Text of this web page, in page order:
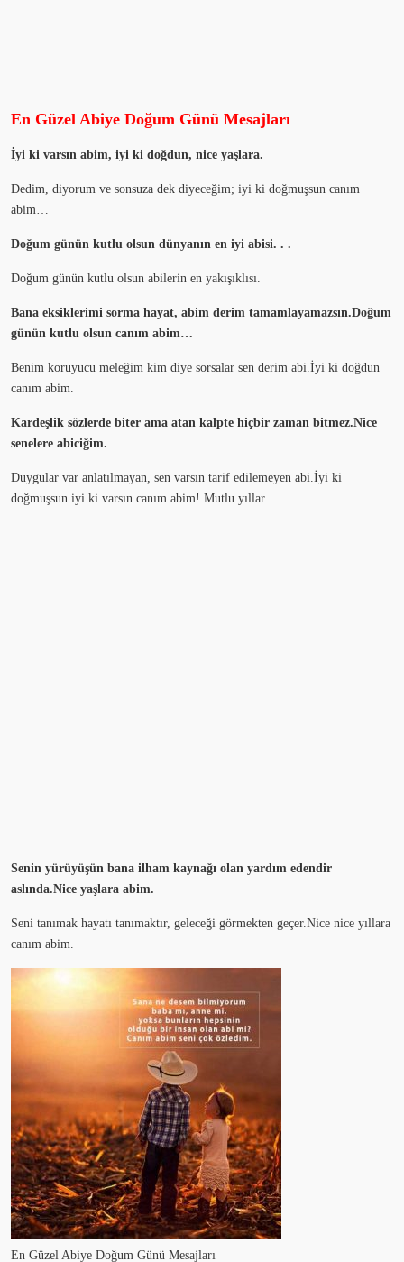
En Güzel Abiye Doğum Günü Mesajları
İyi ki varsın abim, iyi ki doğdun, nice yaşlara.
Dedim, diyorum ve sonsuza dek diyeceğim; iyi ki doğmuşsun canım
abim…
Doğum günün kutlu olsun dünyanın en iyi abisi. . .
Doğum günün kutlu olsun abilerin en yakışıklısı.
Bana eksiklerimi sorma hayat, abim derim tamamlayamazsın.Doğum
günün kutlu olsun canım abim…
Benim koruyucu meleğim kim diye sorsalar sen derim abi.İyi ki doğdun
canım abim.
Kardeşlik sözlerde biter ama atan kalpte hiçbir zaman bitmez.Nice
senelere abiciğim.
Duygular var anlatılmayan, sen varsın tarif edilemeyen abi.İyi ki
doğmuşsun iyi ki varsın canım abim! Mutlu yıllar
Senin yürüyüşün bana ilham kaynağı olan yardım edendir
aslında.Nice yaşlara abim.
Seni tanımak hayatı tanımaktır, geleceği görmekten geçer.Nice nice yıllara
canım abim.
En Güzel Abiye Doğum Günü Mesajları